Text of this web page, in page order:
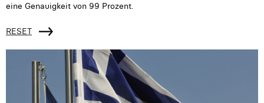
eine Genauigkeit von 99 Prozent.
RESET